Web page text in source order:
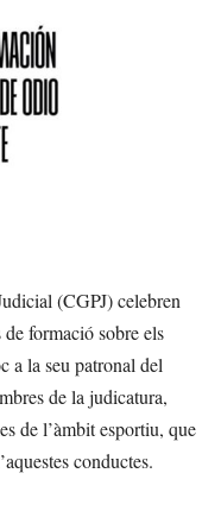
(CGPJ) celebren
formació sobre els
a la seu patronal del
de la judicatura,
de l’àmbit esportiu, que
conductes.